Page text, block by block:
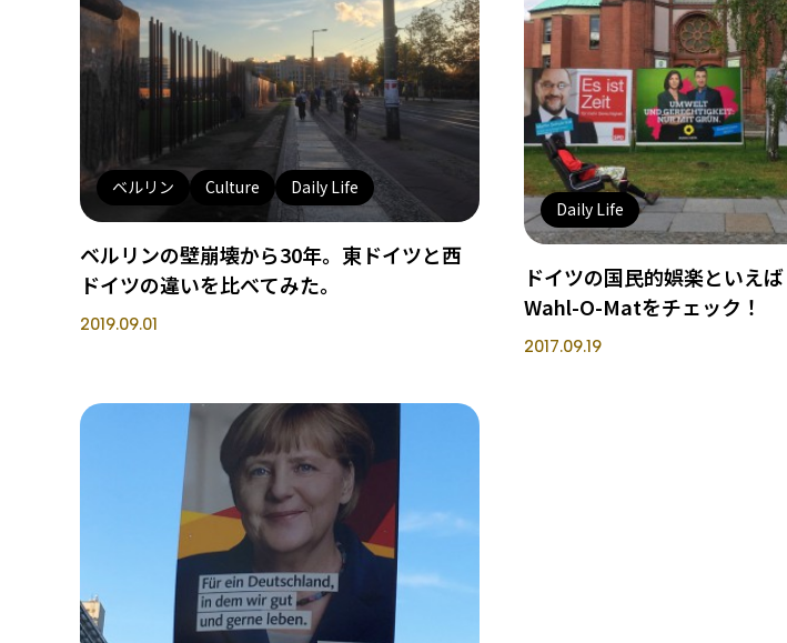
ベルリン Culture Daily Life
ベルリンの壁崩壊から30年。東ドイツと西
ドイツの違いを比べてみた。
2019.09.01
Daily Life
ドイツの国民的娯楽といえ
Wahl-O-Matをチェック！
2017.09.19